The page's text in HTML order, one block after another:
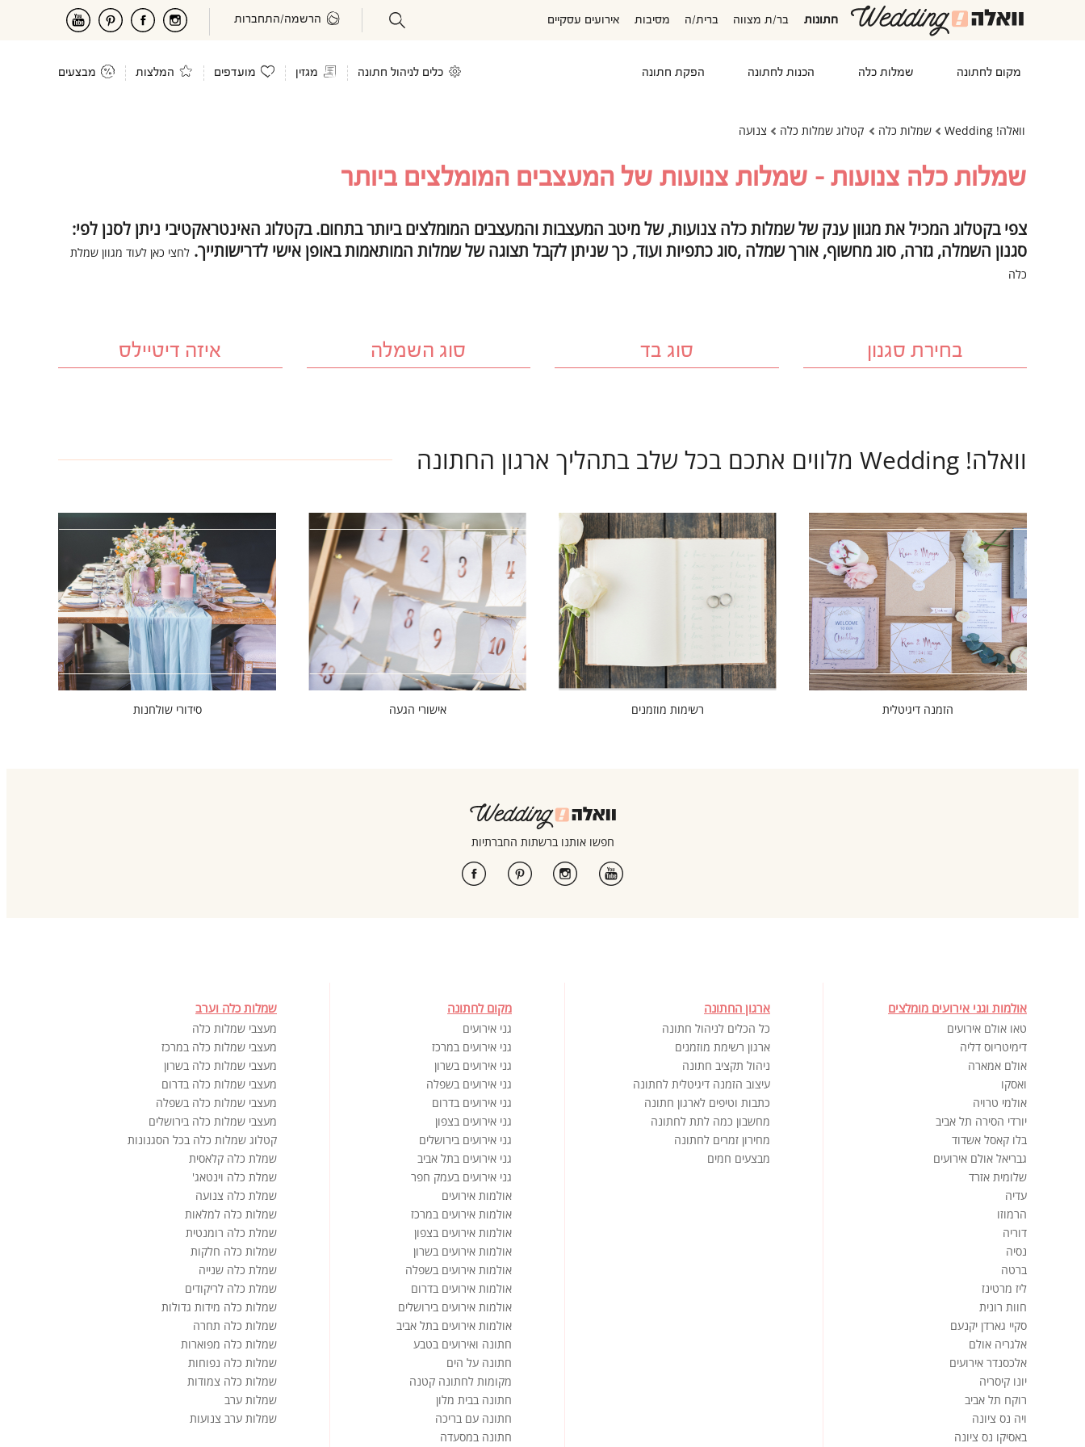
חתונות בר/ת מצווה ברית/ה מסיבות אירועים עסקיים הרשמה/התחברות
מקום לחתונה שמלות כלה הכנות לחתונה הפקת חתונה כלים לניהול חתונה מגזין מועדפים המלצות מבצעים
וואלה! Wedding שמלות כלה קטלוג שמלות כלה צנועה
שמלות כלה צנועות - שמלות צנועות של המעצבים המומלצים ביותר
צפי בקטלוג המכיל את מגוון ענק של שמלות כלה צנועות, של מיטב המעצבות והמעצבים המומלצים ביותר בתחום. בקטלוג האינטראקטיבי ניתן לסנן לפי:
סגנון השמלה, גזרה, סוג מחשוף, אורך שמלה ,סוג כתפיות ועוד, כך שניתן לקבל תצוגה של שמלות המותאמות באופן אישי לדרישותייך. לחצי כאן לעוד מגוון שמלת
כלה
בחירת סגנון סוג בד סוג השמלה איזה דיטיילס
וואלה! Wedding מלווים אתכם בכל שלב בתהליך ארגון החתונה
הזמנה דיגיטלית רשימות מוזמנים אישורי הגעה סידורי שולחנות
חפשו אותנו ברשתות החברתיות
אולמות וגני אירועים מומלצים
טאו אולם אירועים
דימיטריוס דליה
אולם אמארה
ואסקו
אולמי טרויה
יורדי הסירה תל אביב
בלו קאסל אשדוד
גבריאל אולם אירועים
שלומית אזרד
עדיה
הרמוזו
דוריה
נסיה
ברטה
ליז מרטינז
חוות רונית
סקיי גארדן יקנעם
אלגריה אולם
אלכסנדר אירועים
יונו קיסריה
רוקח תל אביב
ויה נס ציונה
באסיקו נס ציונה
ארגון החתונה
כל הכלים לניהול חתונה
ארגון רשימת מוזמנים
ניהול תקציב חתונה
עיצוב הזמנה דיגיטלית לחתונה
כתבות וטיפים לארגון חתונה
מחשבון כמה לתת לחתונה
מחירון זמרים לחתונה
מבצעים חמים
מקום לחתונה
גני אירועים
גני אירועים במרכז
גני אירועים בשרון
גני אירועים בשפלה
גני אירועים בדרום
גני אירועים בצפון
גני אירועים בירושלים
גני אירועים בתל אביב
גני אירועים בעמק חפר
אולמות אירועים
אולמות אירועים במרכז
אולמות אירועים בצפון
אולמות אירועים בשרון
אולמות אירועים בשפלה
אולמות אירועים בדרום
אולמות אירועים בירושלים
אולמות אירועים בתל אביב
חתונה ואירועים בטבע
חתונה על הים
מקומות לחתונה קטנה
חתונה בבית מלון
חתונה עם בריכה
חתונה במסעדה
שמלות כלה וערב
מעצבי שמלות כלה
מעצבי שמלות כלה במרכז
מעצבי שמלות כלה בשרון
מעצבי שמלות כלה בדרום
מעצבי שמלות כלה בשפלה
מעצבי שמלות כלה בירושלים
קטלוג שמלות כלה בכל הסגנונות
שמלת כלה קלאסית
שמלת כלה וינטאג'
שמלת כלה צנועה
שמלות כלה למלאות
שמלת כלה רומנטית
שמלות כלה חלקות
שמלת כלה שנייה
שמלת כלה לריקודים
שמלות כלה מידות גדולות
שמלות כלה תחרה
שמלות כלה מפוארות
שמלות כלה נפוחות
שמלות כלה צמודות
שמלות ערב
שמלות ערב צנועות